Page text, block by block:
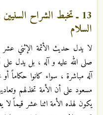
13 ـ تخبط الشراح
السلام
لا يدل حديث الأئمة الإثني عشر
صلى الله عليه و آله ، بل يدل على
آله مباشرة ، سواء كانوا حكاماً
يكون لهذه الأمة اثنا عشر قيماً